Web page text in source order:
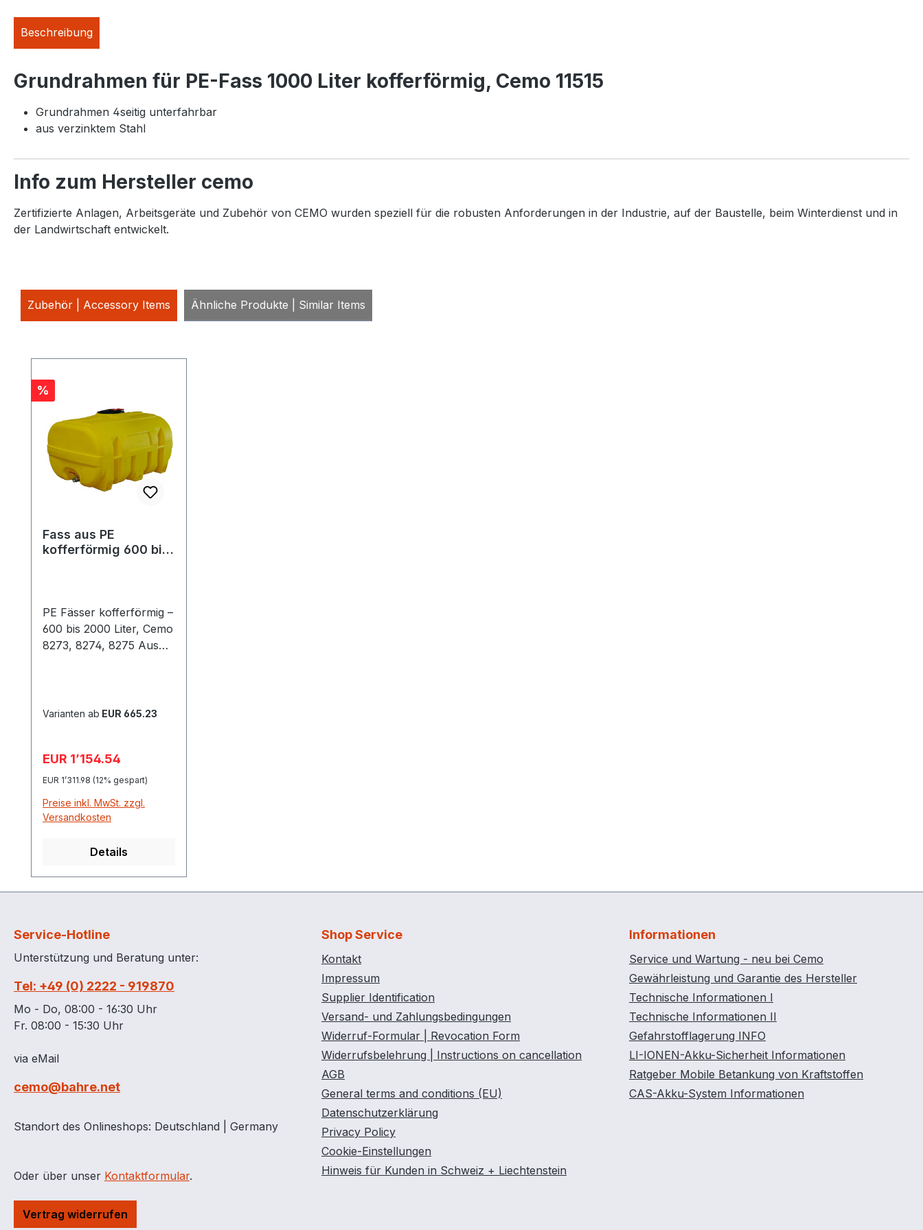
Beschreibung
Grundrahmen für PE-Fass 1000 Liter kofferförmig, Cemo 11515
Grundrahmen 4seitig unterfahrbar
aus verzinktem Stahl
Info zum Hersteller cemo
Zertifizierte Anlagen, Arbeitsgeräte und Zubehör von CEMO wurden speziell für die robusten Anforderungen in der Industrie, auf der Baustelle, beim Winterdienst und in
der Landwirtschaft entwickelt.
Zubehör | Accessory Items Ähnliche Produkte | Similar Items
Rabatt
%
Fass aus PE
kofferförmig 600 bis
PE Fässer kofferförmig –
600 bis 2000 Liter, Cemo
8273, 8274, 8275 Aus
gelb eingefärbt ohne
Schwallwänden gibt es
hier Gefertigt im
an einem Stück
Kofferförmige Bauweise,
Niedriger Schwerpunkt
Aufstandfläche beim
Fass 600 Liter
2000 Liter kann noch
quer auf Unimog-
2"-IG-Anschluss mit
Einbuchtungen an der
Stirnseite 2"-IG-
den Längsseiten beim
Möglichkeit der Montage
Loch-Flansches beim
Restentleerung* Dom ø
Schwallschutz und
Klappdeckel Be- und
Varianten ab EUR 665.23
Verkaufspreis:
EUR 1’154.54
EUR 1’311.98 (12% gespart)
Preise inkl. MwSt. zzgl.
Versandkosten
Details
Service-Hotline
Unterstützung und Beratung unter:
Tel: +49 (0) 2222 - 919870
Mo - Do, 08:00 - 16:30 Uhr
Fr. 08:00 - 15:30 Uhr
via eMail
cemo@bahre.net
Standort des Onlineshops: Deutschland | Germany
Oder über unser Kontaktformular.
Vertrag widerrufen
Shop Service
Kontakt
Impressum
Supplier Identification
Versand- und Zahlungsbedingungen
Widerruf-Formular | Revocation Form
Widerrufsbelehrung | Instructions on cancellation
AGB
General terms and conditions (EU)
Datenschutzerklärung
Privacy Policy
Cookie-Einstellungen
Hinweis für Kunden in Schweiz + Liechtenstein
Informationen
Service und Wartung - neu bei Cemo
Gewährleistung und Garantie des Hersteller
Technische Informationen I
Technische Informationen II
Gefahrstofflagerung INFO
LI-IONEN-Akku-Sicherheit Informationen
Ratgeber Mobile Betankung von Kraftstoffen
CAS-Akku-System Informationen